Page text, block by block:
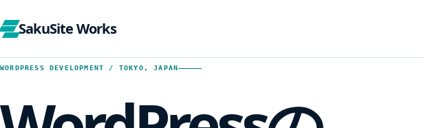
SakuSite Works
WORDPRESS DEVELOPMENT / TOKYO, JAPAN